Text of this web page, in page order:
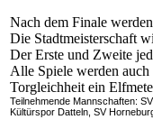
Nach dem Finale
Die Stadtmeisterschaft
Der Erste und Zweite
Alle Spiele werden
Torgleichheit ein
Teilnehmende Mannschaften:
Kültürspor Datteln, SV